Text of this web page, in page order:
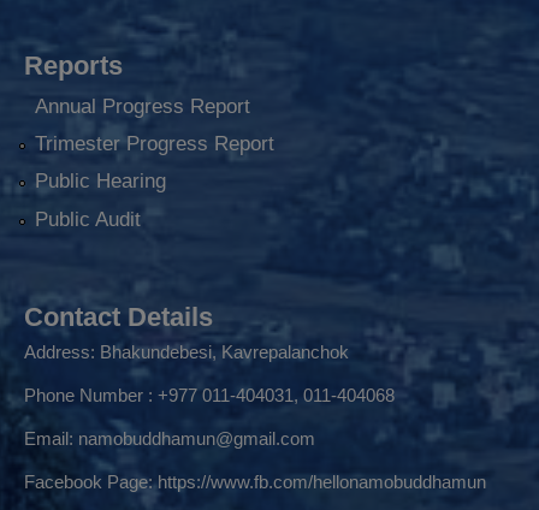
Reports
Annual Progress Report
Trimester Progress Report
Public Hearing
Public Audit
Contact Details
Address: Bhakundebesi, Kavrepalanchok
Phone Number : +977 011-404031, 011-404068
Email: namobuddhamun@gmail.com
Facebook Page:https://www.fb.com/hellonamobuddhamun